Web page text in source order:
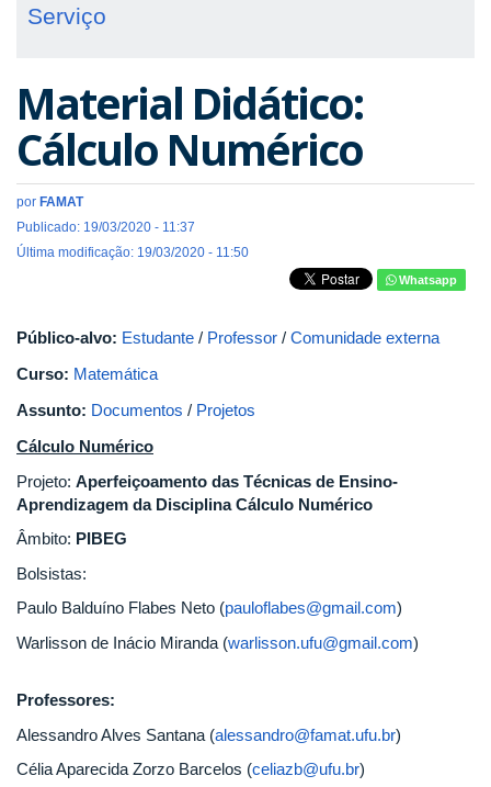
Serviço
Material Didático:
Cálculo Numérico
por FAMAT
Publicado: 19/03/2020 - 11:37
Última modificação: 19/03/2020 - 11:50
Whatsapp
Público-alvo: Estudante / Professor / Comunidade externa
Curso: Matemática
Assunto: Documentos / Projetos
Cálculo Numérico
Projeto: Aperfeiçoamento das Técnicas de Ensino-
Aprendizagem da Disciplina Cálculo Numérico
Âmbito: PIBEG
Bolsistas:
Paulo Balduíno Flabes Neto (pauloflabes@gmail.com)
Warlisson de Inácio Miranda (warlisson.ufu@gmail.com)
Professores:
Alessandro Alves Santana (alessandro@famat.ufu.br)
Célia Aparecida Zorzo Barcelos (celiazb@ufu.br)